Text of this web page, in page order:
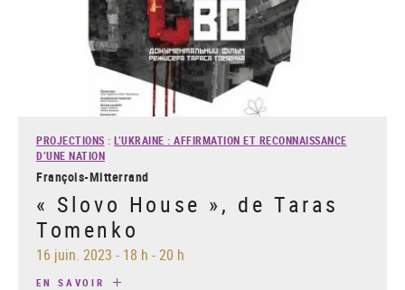
PROJECTIONS : L’UKRAINE : AFFIRMATION ET RECONNAISSANCE
D’UNE NATION
François-Mitterrand
« Slovo House », de Taras
Tomenko
16 juin. 2023 - 18 h - 20 h
EN SAVOIR